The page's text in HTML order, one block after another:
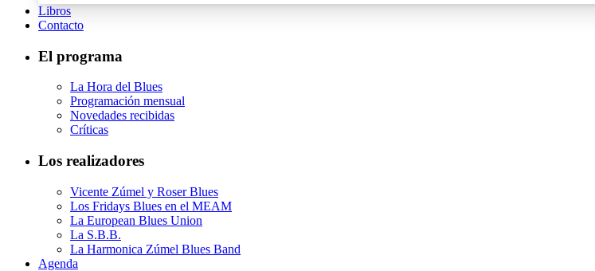
Libros
Contacto
El programa
La Hora del Blues
Programación mensual
Novedades recibidas
Críticas
Los realizadores
Vicente Zúmel y Roser Blues
Los Fridays Blues en el MEAM
La European Blues Union
La S.B.B.
La Harmonica Zúmel Blues Band
Agenda